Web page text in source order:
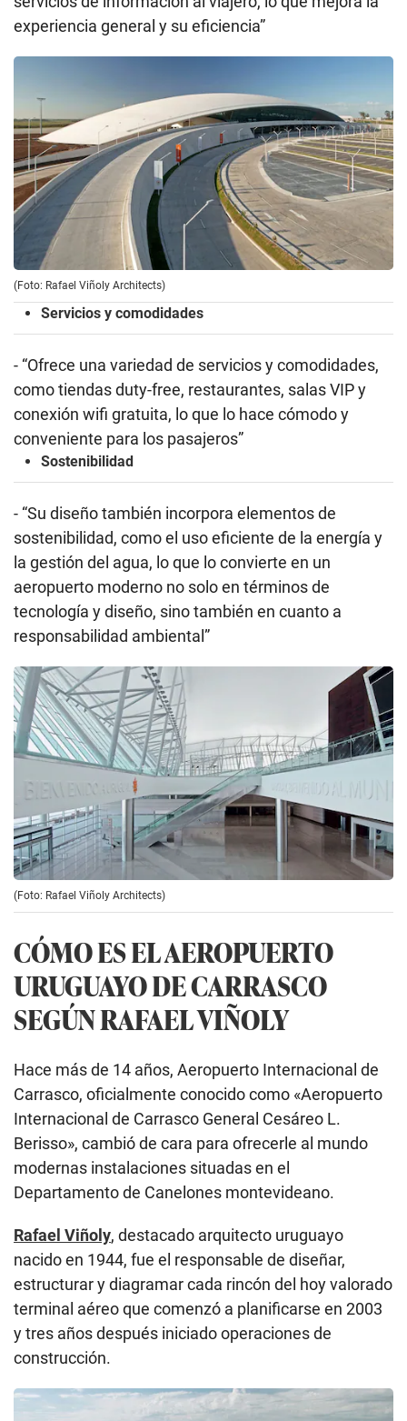
experiencia general y su eficiencia”
(Foto: Rafael Viñoly Architects)
Servicios y comodidades
- “Ofrece una variedad de servicios y comodidades,
como tiendas duty-free, restaurantes, salas VIP y
conexión wifi gratuita, lo que lo hace cómodo y
conveniente para los pasajeros”
Sostenibilidad
- “Su diseño también incorpora elementos de
sostenibilidad, como el uso eficiente de la energía y
la gestión del agua, lo que lo convierte en un
aeropuerto moderno no solo en términos de
tecnología y diseño, sino también en cuanto a
responsabilidad ambiental”
(Foto: Rafael Viñoly Architects)
CÓMO ES EL AEROPUERTO
URUGUAYO DE CARRASCO
SEGÚN RAFAEL VIÑOLY
Hace más de 14 años, Aeropuerto Internacional de
Carrasco, oficialmente conocido como «Aeropuerto
Internacional de Carrasco General Cesáreo L.
Berisso», cambió de cara para ofrecerle al mundo
modernas instalaciones situadas en el
Departamento de Canelones montevideano.
Rafael Viñoly, destacado arquitecto uruguayo
nacido en 1944, fue el responsable de diseñar,
estructurar y diagramar cada rincón del hoy valorado
terminal aéreo que comenzó a planificarse en 2003
y tres años después iniciado operaciones de
construcción.